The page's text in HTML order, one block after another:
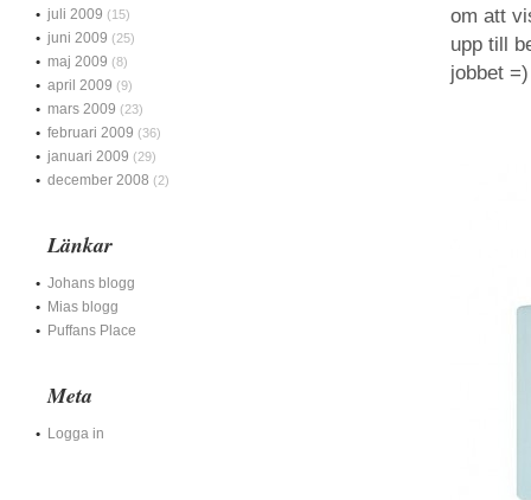
om att
upp till
jobbet =)
juli 2009 (15)
juni 2009 (25)
maj 2009 (8)
april 2009 (9)
mars 2009 (23)
februari 2009 (36)
januari 2009 (29)
december 2008 (2)
Länkar
Johans blogg
Mias blogg
Puffans Place
Meta
Logga in